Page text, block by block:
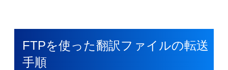
FTPを使った翻訳ファイルの転送
手順